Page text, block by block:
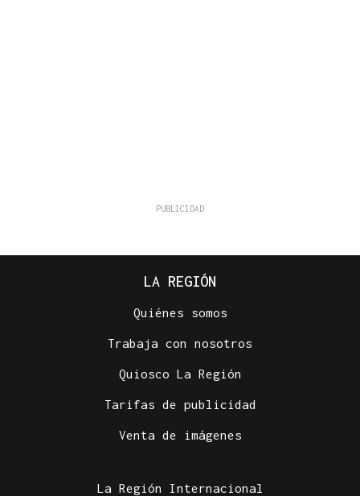
LA REGIÓN
Quiénes somos
Trabaja con nosotros
Quiosco La Región
Tarifas de publicidad
Venta de imágenes
La Región Internacional